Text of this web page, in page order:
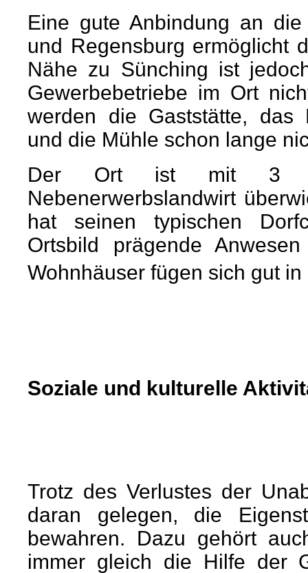
Eine gute Anbindung an
und Regensburg ermöglicht
Nähe zu Sünching ist
Gewerbebetriebe im Ort
werden die Gaststätte, das
und die Mühle schon lange
Der Ort ist mit 3
Nebenerwerbslandwirt
hat seinen typischen
Ortsbild prägende
Wohnhäuser fügen sich gut
Soziale und kulturelle
Trotz des Verlustes der
daran gelegen, die
bewahren. Dazu gehört
immer gleich die Hilfe der